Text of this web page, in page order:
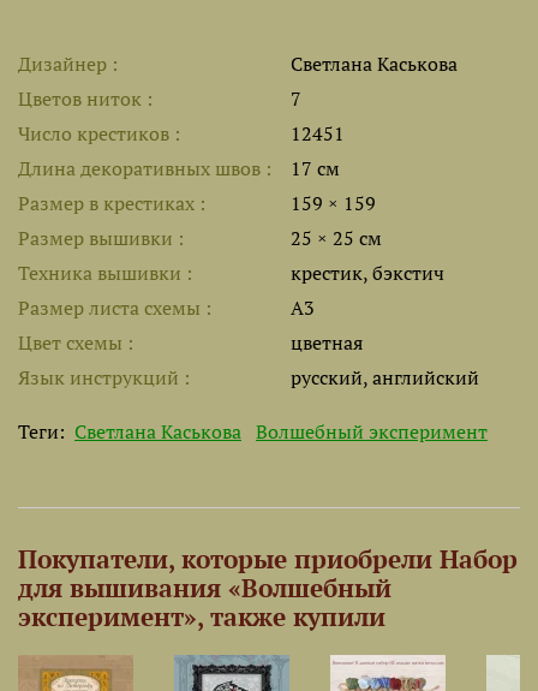
Дизайнер
Светлана Каськова
Цветов ниток
7
Число крестиков
12451
Длина декоративных швов
17 см
Размер в крестиках
159 × 159
Размер вышивки
25 × 25 см
Техника вышивки
крестик, бэкстич
Размер листа cхемы
A3
Цвет схемы
цветная
Язык инструкций
русский, английский
Теги: Светлана Каськова Волшебный эксперимент
Покупатели, которые приобрели Набор
для вышивания «Волшебный
эксперимент», также купили